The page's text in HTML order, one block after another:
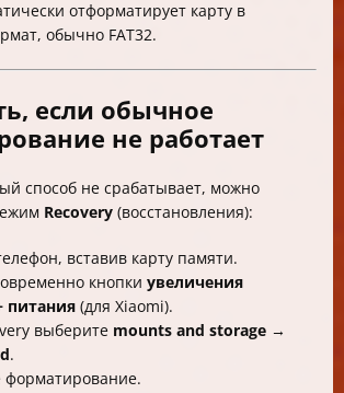
отформатирует карту в
обычно FAT32.
если обычное
не работает
способ не срабатывает, можно
Recovery (восстановления):
вставив карту памяти.
кнопки увеличения
питания (для Xiaomi).
выберите mounts and storage →
.
форматирование.